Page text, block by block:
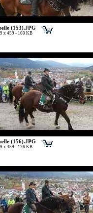
(153).JPG
x 459 - 160 KB
(156).JPG
x 459 - 176 KB